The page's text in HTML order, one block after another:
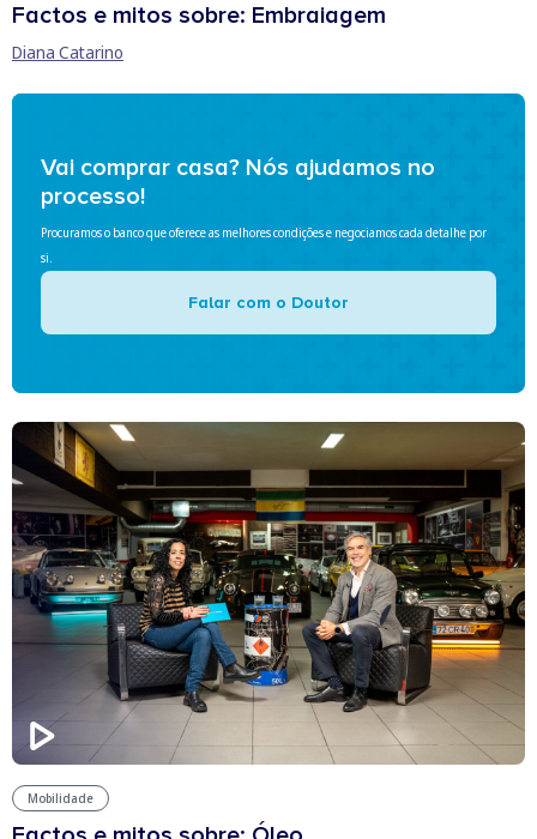
Factos e mitos sobre: Embraiagem
Diana Catarino
Vai comprar casa? Nós ajudamos no
processo!
Procuramos o banco que oferece as melhores condições e negociamos cada detalhe por
si.
Falar com o Doutor
Mobilidade